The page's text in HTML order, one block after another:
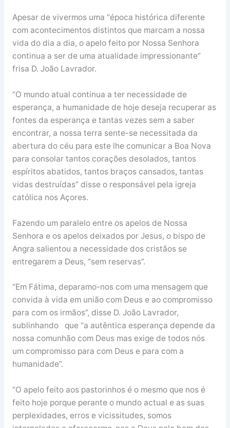
Apesar de vivermos uma “época histórica diferente
com acontecimentos distintos que marcam a nossa
vida do dia a dia, o apelo feito por Nossa Senhora
continua a ser de uma atualidade impressionante”
frisa D. João Lavrador.
“O mundo atual continua a ter necessidade de
esperança, a humanidade de hoje deseja recuperar as
fontes da esperança e tantas vezes sem a saber
encontrar, a nossa terra sente-se necessitada da
abertura do céu para este lhe comunicar a Boa Nova
para consolar tantos corações desolados, tantos
espíritos abatidos, tantos braços cansados, tantas
vidas destruídas” disse o responsável pela igreja
católica nos Açores.
Fazendo um paralelo entre os apelos de Nossa
Senhora e os apelos deixados por Jesus, o bispo de
Angra salientou a necessidade dos cristãos se
entregarem a Deus, “sem reservas”.
“Em Fátima, deparamo-nos com uma mensagem que
convida à vida em união com Deus e ao compromisso
para com os irmãos”, disse D. João Lavrador,
sublinhando que “a autêntica esperança depende da
nossa comunhão com Deus mas exige de todos nós
um compromisso para com Deus e para com a
humanidade”.
“O apelo feito aos pastorinhos é o mesmo que nos é
feito hoje porque perante o mundo actual e as suas
perplexidades, erros e vicissitudes, somos